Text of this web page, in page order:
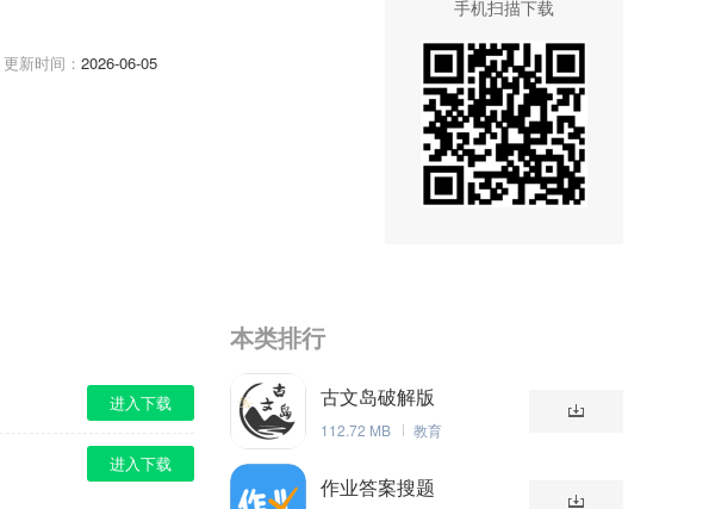
手机扫描下载
更新时间： 2026-06-05
进入下载
进入下载
本类排行
古文岛破解版
112.72 MB 教育
作业答案搜题